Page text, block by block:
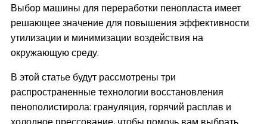
Выбор машины для переработки пенопласта имеет
решающее значение для повышения эффективности
утилизации и минимизации воздействия на
окружающую среду.
В этой статье будут рассмотрены три
распространенные технологии восстановления
пенополистирола: грануляция, горячий расплав и